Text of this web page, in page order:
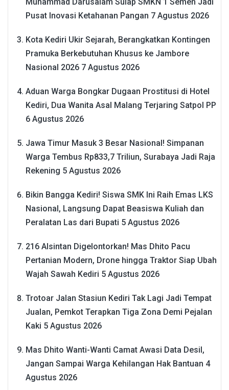
Muhammad Darusalam Sulap SMKN 1 Semen Jadi
Pusat Inovasi Ketahanan Pangan 7 Agustus 2026
Kota Kediri Ukir Sejarah, Berangkatkan Kontingen
Pramuka Berkebutuhan Khusus ke Jambore
Nasional 2026 7 Agustus 2026
Aduan Warga Bongkar Dugaan Prostitusi di Hotel
Kediri, Dua Wanita Asal Malang Terjaring Satpol PP
6 Agustus 2026
Jawa Timur Masuk 3 Besar Nasional! Simpanan
Warga Tembus Rp833,7 Triliun, Surabaya Jadi Raja
Rekening 5 Agustus 2026
Bikin Bangga Kediri! Siswa SMK Ini Raih Emas LKS
Nasional, Langsung Dapat Beasiswa Kuliah dan
Peralatan Las dari Bupati 5 Agustus 2026
216 Alsintan Digelontorkan! Mas Dhito Pacu
Pertanian Modern, Drone hingga Traktor Siap Ubah
Wajah Sawah Kediri 5 Agustus 2026
Trotoar Jalan Stasiun Kediri Tak Lagi Jadi Tempat
Jualan, Pemkot Terapkan Tiga Zona Demi Pejalan
Kaki 5 Agustus 2026
Mas Dhito Wanti-Wanti Camat Awasi Data Desil,
Jangan Sampai Warga Kehilangan Hak Bantuan 4
Agustus 2026